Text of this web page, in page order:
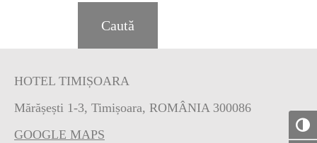
HOTEL TIMIȘOARA
Mărășești 1-3, Timișoara, ROMÂNIA 300086
GOOGLE MAPS